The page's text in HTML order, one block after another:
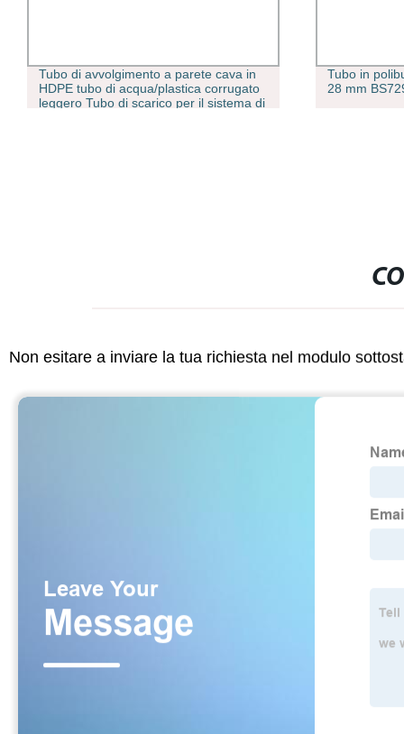
Tubo in polibutilene grigio standard da
28 mm BS7291
Vendita
PVC
Non esitare a inviare la tua richiesta nel modulo